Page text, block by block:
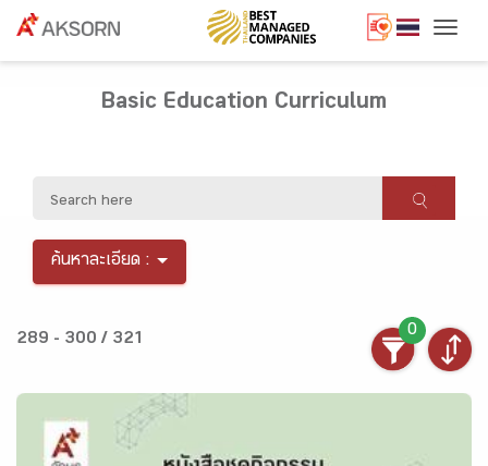
Basic Education Curriculum
ค้นหาละเอียด :
289 - 300 / 321
0